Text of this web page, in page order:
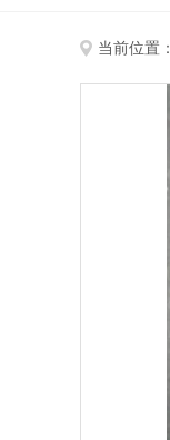
当前位置：